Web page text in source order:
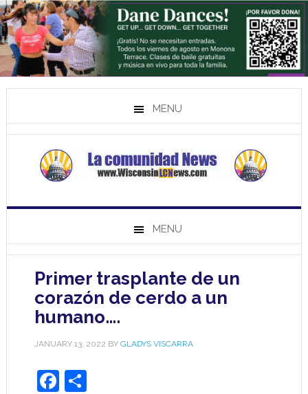
MENU
MENU
Primer trasplante de un
corazón de cerdo a un
humano….
JANUARY 13, 2022 BY GLADYS VISCARRA
Facebook
Share